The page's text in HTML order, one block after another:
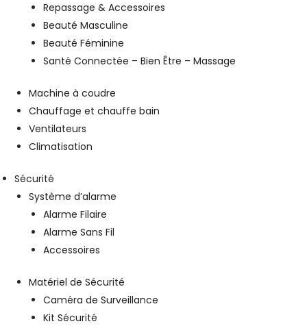
Repassage & Accessoires
Beauté Masculine
Beauté Féminine
Santé Connectée – Bien Être – Massage
Machine à coudre
Chauffage et chauffe bain
Ventilateurs
Climatisation
Sécurité
Système d’alarme
Alarme Filaire
Alarme Sans Fil
Accessoires
Matériel de Sécurité
Caméra de Surveillance
Kit Sécurité